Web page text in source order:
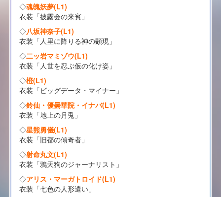
◇魂魄妖夢(L1)
衣装「披露会の来賓」
◇八坂神奈子(L1)
衣装「人里に降りる神の顕現」
◇二ッ岩マミゾウ(L1)
衣装「人世を忍ぶ仮の化け姿」
◇橙(L1)
衣装「ビッグデータ・マイナー」
◇鈴仙・優曇華院・イナバ(L1)
衣装「地上の月兎」
◇星熊勇儀(L1)
衣装「旧都の傾奇者」
◇射命丸文(L1)
衣装「鴉天狗のジャーナリスト」
◇アリス・マーガトロイド(L1)
衣装「七色の人形遣い」